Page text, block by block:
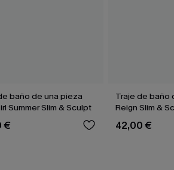
baño de una pieza
Summer Slim & Sculpt
€
Traje de baño
Reign Slim &
42,00 €